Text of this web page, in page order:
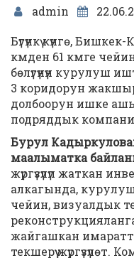
admin
Бүгүнкү күнгө,
кмден 61 кмге
бөлүгүнүн курулуш
3 коридорун
долбоорун ишке
подряддык
Бурул
маалыматка
жүргүзүлүп жаткан
алкагында,
чейин, визуалдык
жайгашкан
текшерүү